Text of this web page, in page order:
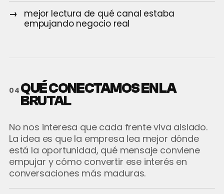
mejor lectura de qué canal estaba
empujando negocio real
04 QUÉ CONECTAMOS EN LA
BRUTAL
No nos interesa que cada frente viva aislado.
La idea es que la empresa lea mejor dónde
está la oportunidad, qué mensaje conviene
empujar y cómo convertir ese interés en
conversaciones más maduras.